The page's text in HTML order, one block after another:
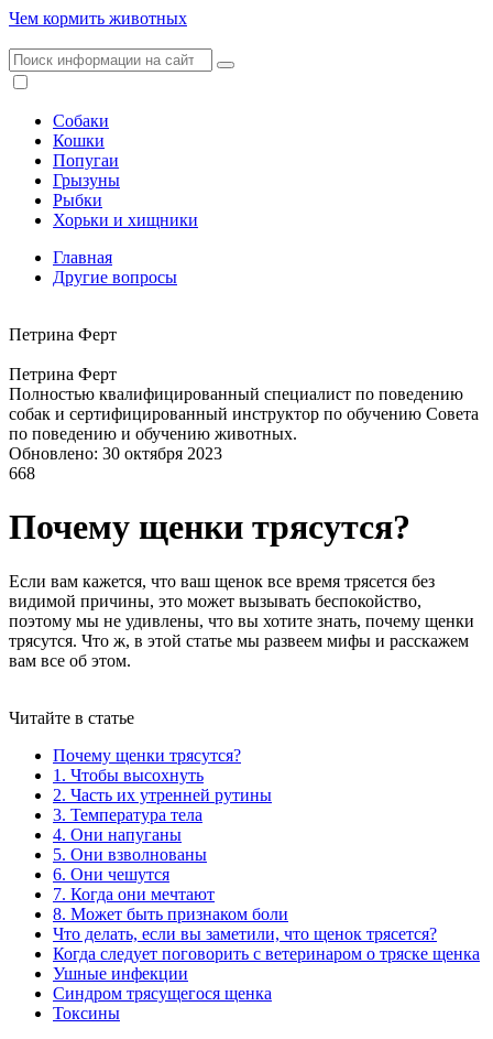
Чем кормить животных
Собаки
Кошки
Попугаи
Грызуны
Рыбки
Хорьки и хищники
Главная
Другие вопросы
Петрина Ферт
Петрина Ферт
Полностью квалифицированный специалист по поведению
собак и сертифицированный инструктор по обучению Совета
по поведению и обучению животных.
Обновлено: 30 октября 2023
668
Почему щенки трясутся?
Если вам кажется, что ваш щенок все время трясется без
видимой причины, это может вызывать беспокойство,
поэтому мы не удивлены, что вы хотите знать, почему щенки
трясутся. Что ж, в этой статье мы развеем мифы и расскажем
вам все об этом.
Читайте в статье
Почему щенки трясутся?
1. Чтобы высохнуть
2. Часть их утренней рутины
3. Температура тела
4. Они напуганы
5. Они взволнованы
6. Они чешутся
7. Когда они мечтают
8. Может быть признаком боли
Что делать, если вы заметили, что щенок трясется?
Когда следует поговорить с ветеринаром о тряске щенка
Ушные инфекции
Синдром трясущегося щенка
Токсины